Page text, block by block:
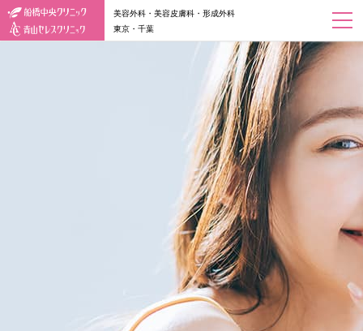
美容外科・美容皮膚科・形成外科
東京・千葉